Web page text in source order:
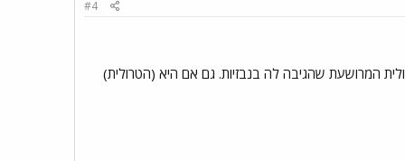
#4
המרושעת שהגיבה לה בנבזיות. גם אם היא (הטרולית)